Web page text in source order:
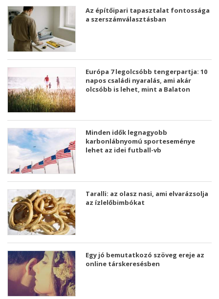
Az építőipari tapasztalat fontossága
a szerszámválasztásban
Európa 7 legolcsóbb tengerpartja: 10
napos családi nyaralás, ami akár
olcsóbb is lehet, mint a Balaton
Minden idők legnagyobb
karbonlábnyomú sporteseménye
lehet az idei futball-vb
Taralli: az olasz nasi, ami elvarázsolja
az ízlelőbimbókat
Egy jó bemutatkozó szöveg ereje az
online társkeresésben